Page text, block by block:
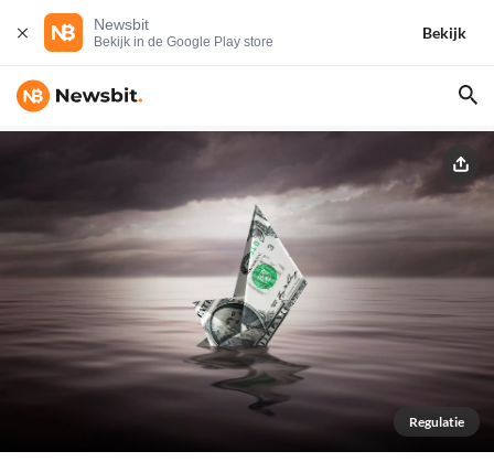
Newsbit
Bekijk in de Google Play store
Bekijk
Regulatie